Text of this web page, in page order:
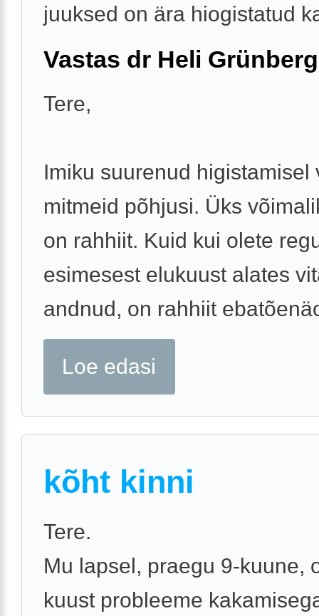
juuksed on ära hiogistatud
Vastas dr Heli Grünberg
Tere,
Imiku suurenud higistamisel
mitmeid põhjusi. Üks
on rahhiit. Kuid kui olete
esimesest elukuust alates
andnud, on rahhiit
Loe edasi
kõht kinni
Tere.
Mu lapsel, praegu 9-kuune,
kuust probleeme